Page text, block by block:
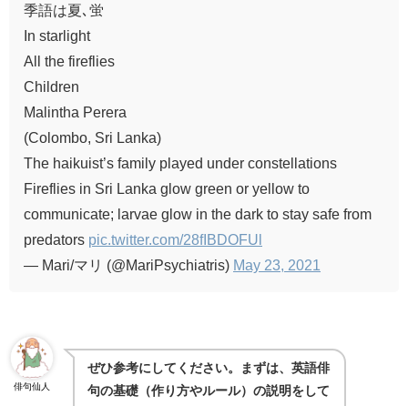
季語は夏､蛍
In starlight
All the fireflies
Children
Malintha Perera
(Colombo, Sri Lanka)
The haikuist’s family played under constellations
Fireflies in Sri Lanka glow green or yellow to
communicate; larvae glow in the dark to stay safe from
predators pic.twitter.com/28fIBDOFUl
— Mari/マリ (@MariPsychiatris) May 23, 2021
俳句仙人
ぜひ参考にしてください。まずは、英語俳
句の基礎（作り方やルール）の説明をして